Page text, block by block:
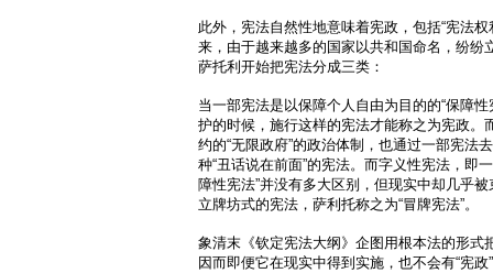
此外，宪法自然性地意味着宪政，包括“宪法权
来，由于越来越多的国家以共和国命名，纷纷
萨托利开始把宪法分成三类：
当一部宪法是以保障个人自由为目的的“保障
护的时候，施行这样的宪法才能称之为宪政。
约的“无限政府”的政治体制，也通过一部宪法
种“丑话说在前面”的宪法。而字义性宪法，即
障性宪法”并没有多大区别，但现实中却几乎
立牌坊式的宪法，萨利托称之为“冒牌宪法”。
象清末《钦定宪法大纲》企图用根本法的形式
因而即便它在现实中得到实施，也不会有“宪